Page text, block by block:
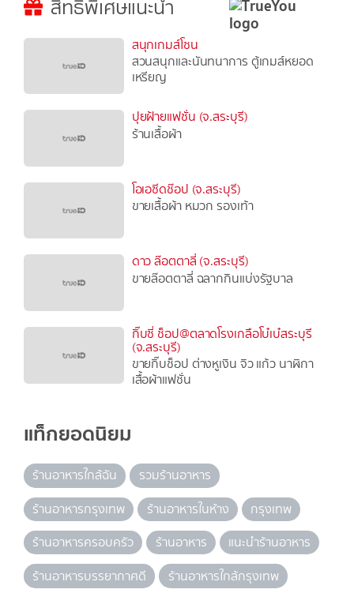
สิทธิพิเศษแนะนำ
สนุกเกมส์โซน
สวนสนุกและนันทนาการ ตู้เกมส์หยอด
เหรียญ
ปุยฝ้ายแฟชั่น (จ.สระบุรี)
ร้านเสื้อผ้า
โอเอซีดช๊อป (จ.สระบุรี)
ขายเสื้อผ้า หมวก รองเท้า
ดาว ล๊อตตาลี่ (จ.สระบุรี)
ขายล๊อตตาลี่ ฉลากกินแบ่งรัฐบาล
กิ๊บซี่ ช็อป@ตลาดโรงเกลือโบ๋เบ๋สระบุรี
(จ.สระบุรี)
ขายกิ๊บช็อป ต่างหูเงิน จิว แก้ว นาฬิกา
เสื้อผ้าแฟชั่น
แท็กยอดนิยม
ร้านอาหารใกล้ฉัน
รวมร้านอาหาร
ร้านอาหารกรุงเทพ
ร้านอาหารในห้าง
กรุงเทพ
ร้านอาหารครอบครัว
ร้านอาหาร
แนะนำร้านอาหาร
ร้านอาหารบรรยากาศดี
ร้านอาหารใกล้กรุงเทพ